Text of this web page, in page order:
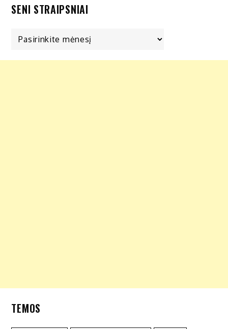
SENI STRAIPSNIAI
TEMOS